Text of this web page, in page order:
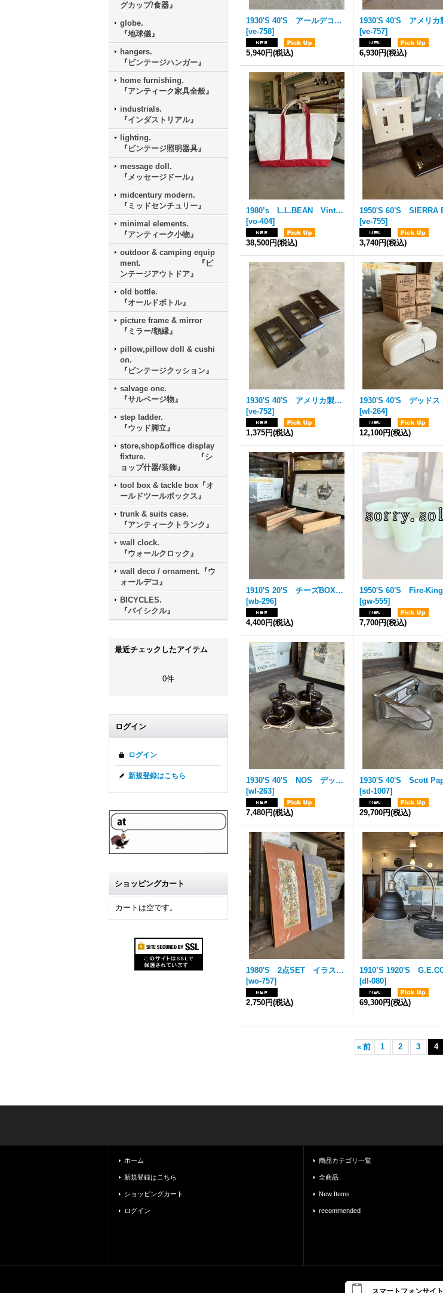
グカップ/食器』
globe.
『地球儀』
hangers.
『ビンテージハンガー』
home furnishing.
『アンティーク家具全般』
industrials.
『インダストリアル』
lighting.
『ビンテージ照明器具』
message doll.
『メッセージドール』
midcentury modern.
『ミッドセンチュリー』
minimal elements.
『アンティーク小物』
outdoor & camping equip
ment. 『ビ
ンテージアウトドア』
old bottle.
『オールドボトル』
picture frame & mirror
『ミラー/額縁』
pillow,pillow doll & cushi
on.
『ビンテージクッション』
salvage one.
『サルベージ物』
step ladder.
『ウッド脚立』
store,shop&office display
fixture. 『シ
ョップ什器/装飾』
tool box & tackle box『オ
ールドツールボックス』
trunk & suits case.
『アンティークトランク』
wall clock.
『ウォールクロック』
wall deco / ornament.『ウ
ォールデコ』
BICYCLES.
『バイシクル』
最近チェックしたアイテム
0件
ログイン
ログイン
新規登録はこちら
ショッピングカート
カートは空です。
1930'S 40'S アールデコ LEVITON USA アメリカ製 サーフェイススイッチ スナップスイッチ トグルスイッチ レバースイッチ ベークライト ポーセリン アンティーク ビンテージ
[ve-758]
5,940円(税込)
[ve-757]
6,930円(税込)
1980’s L.L.BEAN Vintage Boat and Tote ボートアンドトート エルエルビーン L.L.ビーン ビーントート ショートハンドル ラージ LARGE MADE IN USA アメリカ製 グッドビンテージコンディション RED レッド 赤 ギザタグ ハンドル裏＆両サイドセルビッジ 青耳 帆布 エイティーズ ビンテージ
[vo-404]
38,500円(税込)
[ve-755]
3,740円(税込)
1930'S 40'S アメリカ製 3口 スイッチ＆コンセントプレート クイックチェンジ用 Despard Switch用 BELL P&S アールデコ ブラウン ベークライト アンティーク ビンテージ
[ve-752]
1,375円(税込)
[wl-264]
12,100円(税込)
1910'S 20'S チーズBOX チーズクレート WILSON&CO TOLIBIA CHEESE ウッドボックス 木箱 ストレージ アドバタイジング 小物入れ パティナ トレイ ショップカード入れや名刺入れに アンティーク ビンテージ
[wb-296]
4,400円(税込)
[gw-555]
7,700円(税込)
1930'S 40'S NOS デッドストック Monowatt レセプタクルランプ シンプル ベークライト ウォールマウント&シーリングマウント Pull Chain フラッシュマウント ブラウン 1灯 アンティーク ビンテージ
[wl-263]
7,480円(税込)
[sd-1007]
29,700円(税込)
1980'S 2点SET イラスト アートプリント アメリカンポップカルチャー gay felton エイティーズ ビンテージ
[wo-757]
2,750円(税込)
[dl-080]
69,300円(税込)
« 前 1 2 3 4
ホーム
新規登録はこちら
ショッピングカート
ログイン
商品カテゴリ一覧
全商品
New Items
recommended
スマートフォンサイト